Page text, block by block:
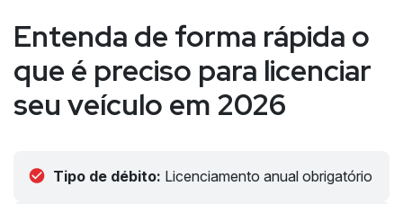
Entenda de forma rápida o
que é preciso para licenciar
seu veículo em 2026
Tipo de débito: Licenciamento anual obrigatório